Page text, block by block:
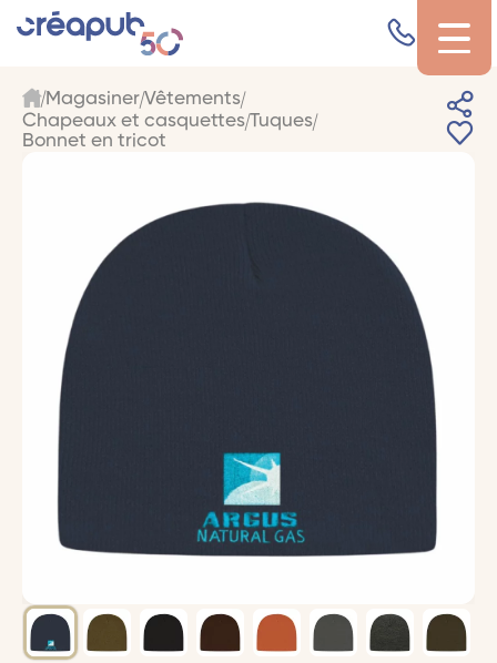
Magasiner Vêtements
Chapeaux et casquettes Tuques
Bonnet en tricot